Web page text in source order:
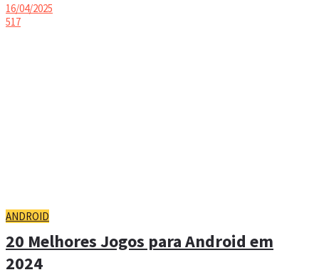
16/04/2025
517
ANDROID
20 Melhores Jogos para Android em
2024